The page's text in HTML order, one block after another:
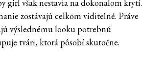
girl však nestavia na dokonalom krytí.
zostávajú celkom viditeľné. Práve
výslednému looku potrebnú
tvári, ktorá pôsobí skutočne.